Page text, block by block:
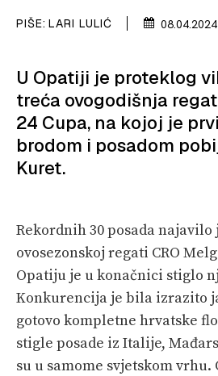
VELIKE PRIČE
PRETPLATA
SHOP
PIŠE: LARI LULIĆ 08.04.2024
U Opatiji je proteklog
treća ovogodišnja
24 Cupa, na kojoj je
brodom i posadom
Kuret.
Rekordnih 30 posada
ovosezonskoj regati CRO
Opatiju je u konačnici stiglo
Konkurencija je bila izrazito
gotovo kompletne hrvatske
stigle posade iz Italije,
su u samome svjetskom